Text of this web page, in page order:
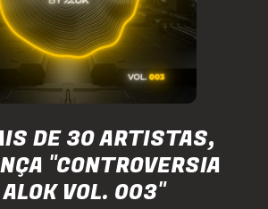
DE 30 ARTISTAS,
"CONTROVERSIA
VOL. 003"